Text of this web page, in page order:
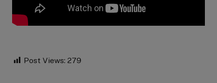
Post Views: 279